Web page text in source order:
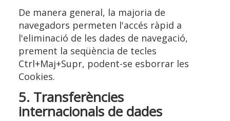
De manera general, la majoria de
navegadors permeten l'accés ràpid a
l'eliminació de les dades de navegació,
prement la seqüència de tecles
Ctrl+Maj+Supr, podent-se esborrar les
Cookies.
5. Transferències
internacionals de dades